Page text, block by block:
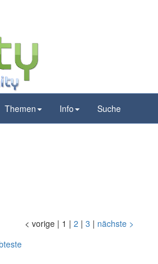
Themen Info Suche
<vorige | 1 | 2 | 3 | nächste >